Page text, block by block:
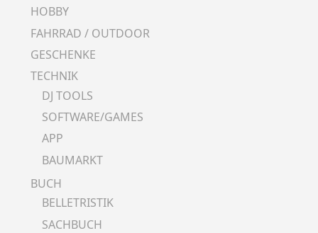
HOBBY
FAHRRAD / OUTDOOR
GESCHENKE
TECHNIK
DJ TOOLS
SOFTWARE/GAMES
APP
BAUMARKT
BUCH
BELLETRISTIK
SACHBUCH